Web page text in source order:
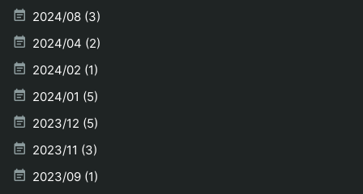
2024/08 (3)
2024/04 (2)
2024/02 (1)
2024/01 (5)
2023/12 (5)
2023/11 (3)
2023/09 (1)